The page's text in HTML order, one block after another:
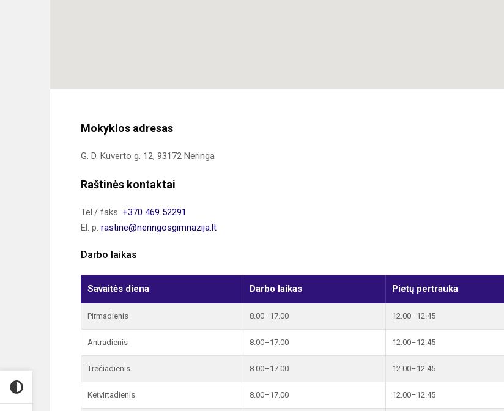
Mokyklos adresas
G. D. Kuverto g. 12, 93172 Neringa
Raštinės kontaktai
Tel./ faks. +370 469 52291
El. p. rastine@neringosgimnazija.lt
Darbo laikas
Savaitės diena Darbo laikas Pietų pertrauka
Pirmadienis 8.00–17.00 12.00–12.45
Antradienis 8.00–17.00 12.00–12.45
Trečiadienis 8.00–17.00 12.00–12.45
Ketvirtadienis 8.00–17.00 12.00–12.45